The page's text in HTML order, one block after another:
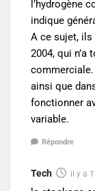
l’hydrogène
indique
A ce sujet, ils
2004, qui
ainsi que
fonctionner
variable.
Répondre
Tech il y a